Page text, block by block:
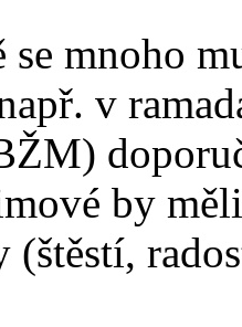
se mnoho
v
by
(štěstí,